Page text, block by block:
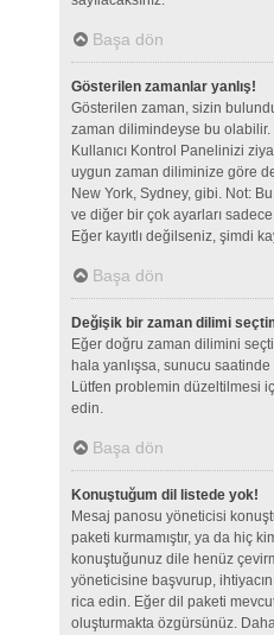
Başa dön
Gösterilen zamanlar yanlış!
Gösterilen zaman, sizin
zaman dilimindeyse bu
Kullanıcı Kontrol Panelinizi
uygun zaman diliminize göre
New York, Sydney, gibi. Not:
ve diğer bir çok ayarları sadece
Eğer kayıtlı değilseniz, şimdi
Başa dön
Değişik bir zaman dilimi
Eğer doğru zaman dilimini
hala yanlışsa, sunucu saatinde
Lütfen problemin düzeltilmesi
edin.
Başa dön
Konuştuğum dil listede yok!
Mesaj panosu yöneticisi
paketi kurmamıştır, ya da hiç
konuştuğunuz dile henüz
yöneticisine başvurup,
rica edin. Eğer dil paketi
oluşturmakta özgürsünüz.